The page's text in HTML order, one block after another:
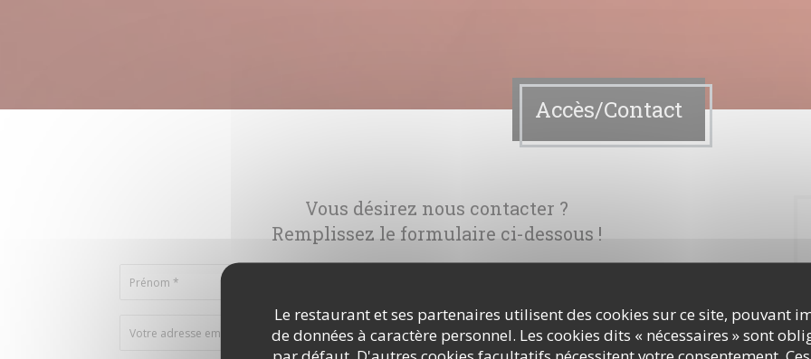
Le restaurant et ses partenaires utilisent des cookies sur ce site, pouvant
de données à caractère personnel. Les cookies dits « nécessaires » sont
Accès/Contact
Vous désirez nous contacter ?
Remplissez le formulaire ci-dessous !